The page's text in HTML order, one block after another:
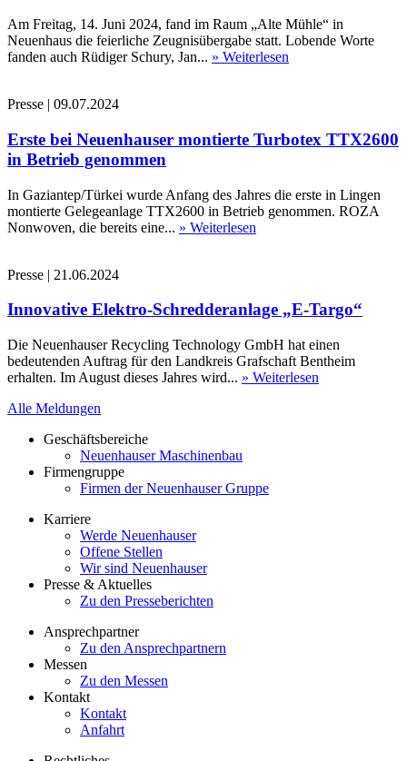
Am Freitag, 14. Juni 2024, fand im Raum „Alte Mühle“ in
Neuenhaus die feierliche Zeugnisübergabe statt. Lobende Worte
fanden auch Rüdiger Schury, Jan... » Weiterlesen
Presse | 09.07.2024
Erste bei Neuenhauser montierte Turbotex TTX2600
in Betrieb genommen
In Gaziantep/Türkei wurde Anfang des Jahres die erste in Lingen
montierte Gelegeanlage TTX2600 in Betrieb genommen. ROZA
Nonwoven, die bereits eine... » Weiterlesen
Presse | 21.06.2024
Innovative Elektro-Schredderanlage „E-Targo“
Die Neuenhauser Recycling Technology GmbH hat einen
bedeutenden Auftrag für den Landkreis Grafschaft Bentheim
erhalten. Im August dieses Jahres wird... » Weiterlesen
Alle Meldungen
Geschäftsbereiche
Neuenhauser Maschinenbau
Firmengruppe
Firmen der Neuenhauser Gruppe
Karriere
Werde Neuenhauser
Offene Stellen
Wir sind Neuenhauser
Presse & Aktuelles
Zu den Presseberichten
Ansprechpartner
Zu den Ansprechpartnern
Messen
Zu den Messen
Kontakt
Kontakt
Anfahrt